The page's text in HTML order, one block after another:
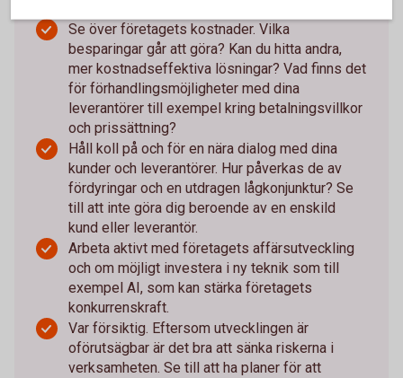
Se över företagets kostnader. Vilka
besparingar går att göra? Kan du hitta andra,
mer kostnadseffektiva lösningar? Vad finns det
för förhandlingsmöjligheter med dina
leverantörer till exempel kring betalningsvillkor
och prissättning?
Håll koll på och för en nära dialog med dina
kunder och leverantörer. Hur påverkas de av
fördyringar och en utdragen lågkonjunktur? Se
till att inte göra dig beroende av en enskild
kund eller leverantör.
Arbeta aktivt med företagets affärsutveckling
och om möjligt investera i ny teknik som till
exempel AI, som kan stärka företagets
konkurrenskraft.
Var försiktig. Eftersom utvecklingen är
oförutsägbar är det bra att sänka riskerna i
verksamheten. Se till att ha planer för att